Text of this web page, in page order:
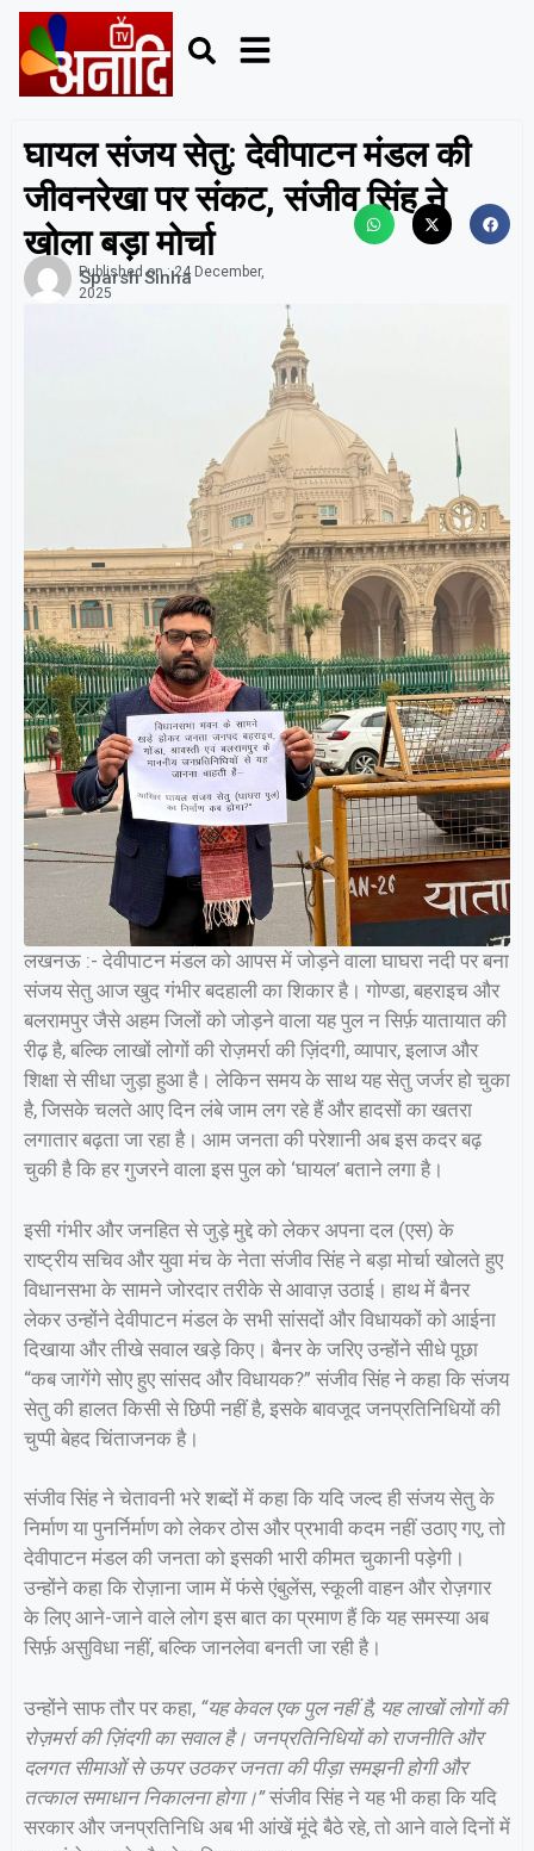
घायल संजय सेतु: देवीपाटन मंडल की
जीवनरेखा पर संकट, संजीव सिंह ने
खोला बड़ा मोर्चा
Sparsh Sinha
Published on : 24 December,
2025
लखनऊ :- देवीपाटन मंडल को आपस में जोड़ने वाला घाघरा नदी पर बना
संजय सेतु आज खुद गंभीर बदहाली का शिकार है। गोण्डा, बहराइच और
बलरामपुर जैसे अहम जिलों को जोड़ने वाला यह पुल न सिर्फ़ यातायात की
रीढ़ है, बल्कि लाखों लोगों की रोज़मर्रा की ज़िंदगी, व्यापार, इलाज और
शिक्षा से सीधा जुड़ा हुआ है। लेकिन समय के साथ यह सेतु जर्जर हो चुका
है, जिसके चलते आए दिन लंबे जाम लग रहे हैं और हादसों का खतरा
लगातार बढ़ता जा रहा है। आम जनता की परेशानी अब इस कदर बढ़
चुकी है कि हर गुजरने वाला इस पुल को ‘घायल’ बताने लगा है।
इसी गंभीर और जनहित से जुड़े मुद्दे को लेकर अपना दल (एस) के
राष्ट्रीय सचिव और युवा मंच के नेता संजीव सिंह ने बड़ा मोर्चा खोलते हुए
विधानसभा के सामने जोरदार तरीके से आवाज़ उठाई। हाथ में बैनर
लेकर उन्होंने देवीपाटन मंडल के सभी सांसदों और विधायकों को आईना
दिखाया और तीखे सवाल खड़े किए। बैनर के जरिए उन्होंने सीधे पूछा
“कब जागेंगे सोए हुए सांसद और विधायक?” संजीव सिंह ने कहा कि संजय
सेतु की हालत किसी से छिपी नहीं है, इसके बावजूद जनप्रतिनिधियों की
चुप्पी बेहद चिंताजनक है।
संजीव सिंह ने चेतावनी भरे शब्दों में कहा कि यदि जल्द ही संजय सेतु के
निर्माण या पुनर्निर्माण को लेकर ठोस और प्रभावी कदम नहीं उठाए गए, तो
देवीपाटन मंडल की जनता को इसकी भारी कीमत चुकानी पड़ेगी।
उन्होंने कहा कि रोज़ाना जाम में फंसे एंबुलेंस, स्कूली वाहन और रोज़गार
के लिए आने-जाने वाले लोग इस बात का प्रमाण हैं कि यह समस्या अब
सिर्फ़ असुविधा नहीं, बल्कि जानलेवा बनती जा रही है।
उन्होंने साफ तौर पर कहा, “यह केवल एक पुल नहीं है, यह लाखों लोगों की
रोज़मर्रा की ज़िंदगी का सवाल है। जनप्रतिनिधियों को राजनीति और
दलगत सीमाओं से ऊपर उठकर जनता की पीड़ा समझनी होगी और
तत्काल समाधान निकालना होगा।”संजीव सिंह ने यह भी कहा कि यदि
सरकार और जनप्रतिनिधि अब भी आंखें मूंदे बैठे रहे, तो आने वाले दिनों में